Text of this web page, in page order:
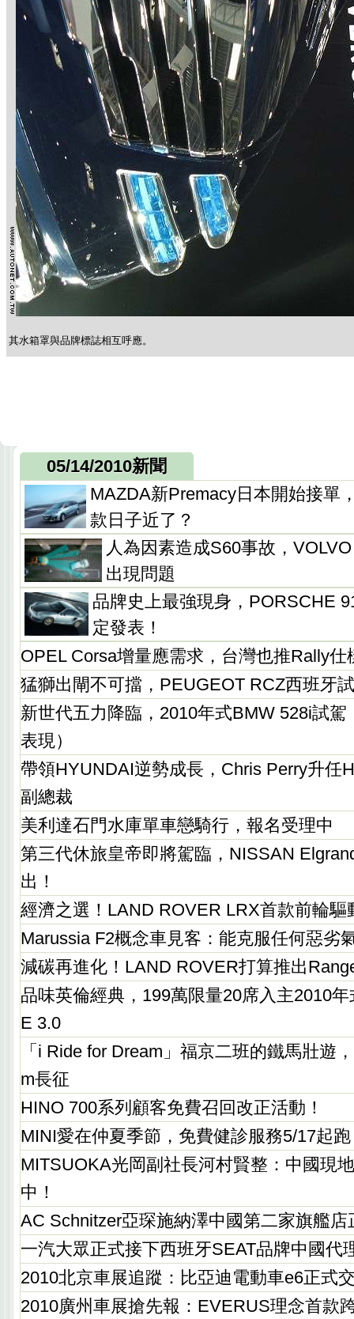
其水箱罩與品牌標誌相互呼應。
05/14/2010新聞
MAZDA新Premacy日本開始接單
款日子近了？
人為因素造成S60事故，
出現問題
品牌史上最強現身，PORSCHE
定發表！
OPEL Corsa增量應需求，台灣也推Rally仕
猛獅出閘不可擋，PEUGEOT RCZ西班牙
新世代五力降臨，2010年式BMW 528i試駕
表現）
帶領HYUNDAI逆勢成長，Chris Perry升任
副總裁
美利達石門水庫單車戀騎行，報名受理中
第三代休旅皇帝即將駕臨，NISSAN
出！
經濟之選！LAND ROVER LRX首款前輪驅
Marussia F2概念車見客：能克服任何惡劣
減碳再進化！LAND ROVER打算推出
品味英倫經典，199萬限量20席入主2010
E 3.0
「i Ride for Dream」福京二班的鐵馬壯遊
m長征
HINO 700系列顧客免費召回改正活動！
MINI愛在仲夏季節，免費健診服務5/17起跑
MITSUOKA光岡副社長河村賢整：中國現
中！
AC Schnitzer亞琛施納澤中國第二家旗艦店
一汽大眾正式接下西班牙SEAT品牌中國代
2010北京車展追蹤：比亞迪電動車e6正式
2010廣州車展搶先報：EVERUS理念首款